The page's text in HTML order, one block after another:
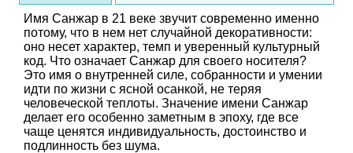
Имя Санжар в 21 веке звучит современно именно
потому, что в нем нет случайной декоративности:
оно несет характер, темп и уверенный культурный
код. Что означает Санжар для своего носителя?
Это имя о внутренней силе, собранности и умении
идти по жизни с ясной осанкой, не теряя
человеческой теплоты. Значение имени Санжар
делает его особенно заметным в эпоху, где все
чаще ценятся индивидуальность, достоинство и
подлинность без шума.